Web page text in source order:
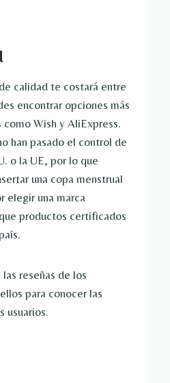
calidad te costará entre
encontrar opciones más
Wish y AliExpress.
han pasado el control de
o la UE, por lo que
una copa menstrual
elegir una marca
productos certificados
reseñas de los
para conocer las
usuarios.